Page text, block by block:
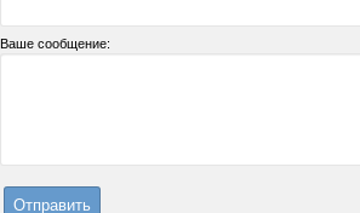
Ваше сообщение: